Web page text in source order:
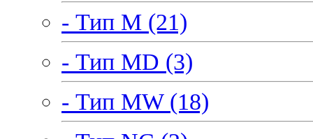
- Тип M (21)
- Тип MD (3)
- Тип MW (18)